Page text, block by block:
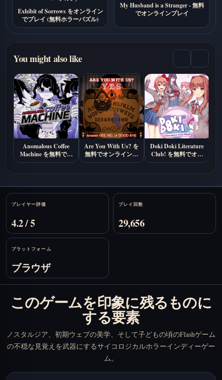
Exhibit of Sorrows をオンライン
でプレイ (無料ホラーパズル)
My Husband is a Stranger - 無料
でオンラインプレイ
You might also like
Anomalous Coffee
Machine を無料でオ
ンラインプレイ
Are You With Us? を
無料でオンラインプ
レイ
Doki Doki Literature
Club! を無料でオン
ラインプレイ
Stats
プレイヤー評価
4.2 / 5
プレイ回数
29,656
プラットフォーム
ブラウザ
このゲームを印象に残るものに
する要素
ノスタルジア、初期ウェブの美学、そして子どもの頃のFlashゲーム
の不穏な見覚えを武器にするサイコロジカルホラーインディーゲー
ム。